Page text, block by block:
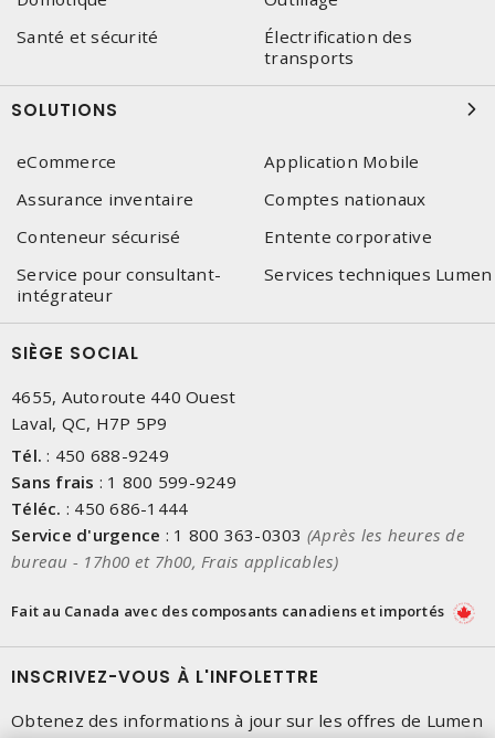
Santé et sécurité
Électrification des
transports
SOLUTIONS
eCommerce
Application Mobile
Assurance inventaire
Comptes nationaux
Conteneur sécurisé
Entente corporative
Service pour consultant-
intégrateur
Services techniques Lumen
SIÈGE SOCIAL
4655, Autoroute 440 Ouest
Laval, QC, H7P 5P9
Tél. : 450 688-9249
Sans frais : 1 800 599-9249
Téléc. : 450 686-1444
Service d'urgence : 1 800 363-0303 (Après les heures de
bureau - 17h00 et 7h00, Frais applicables)
Fait au Canada avec des composants canadiens et importés
INSCRIVEZ-VOUS À L'INFOLETTRE
Obtenez des informations à jour sur les offres de Lumen